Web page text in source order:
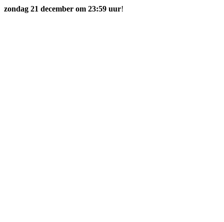
zondag 21 december om 23:59 uur!